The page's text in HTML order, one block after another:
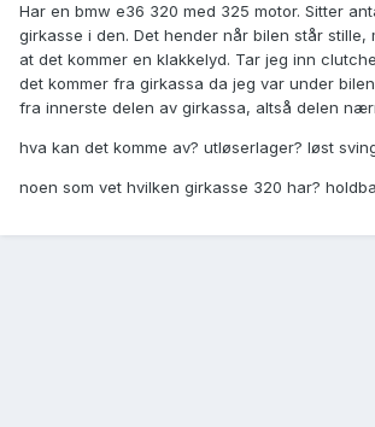
Har en bmw e36 320 med 325 motor. Sitter
girkasse i den. Det hender når bilen står stille,
at det kommer en klakkelyd. Tar jeg inn
det kommer fra girkassa da jeg var under
fra innerste delen av girkassa, altså delen
hva kan det komme av? utløserlager? løst
noen som vet hvilken girkasse 320 har?